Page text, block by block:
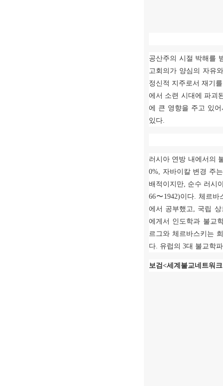
공산주의 시절 박해를
고회의가 양심의 자유
정신적 지주로서 재기
에서 소련 시대에 파괴
에 큰 영향을 주고 있어
있다.
러시아 연방 내에서의
0%, 자바이칼 변경 주
배적이지만, 순수 러시
66〜 1942)이다. 체르바
에서 공부했고, 국립 상
에게서 인도학과 불교
르그와 체르바스키는
다. 유럽의 3대 불교학
보검 <세계불교네트워